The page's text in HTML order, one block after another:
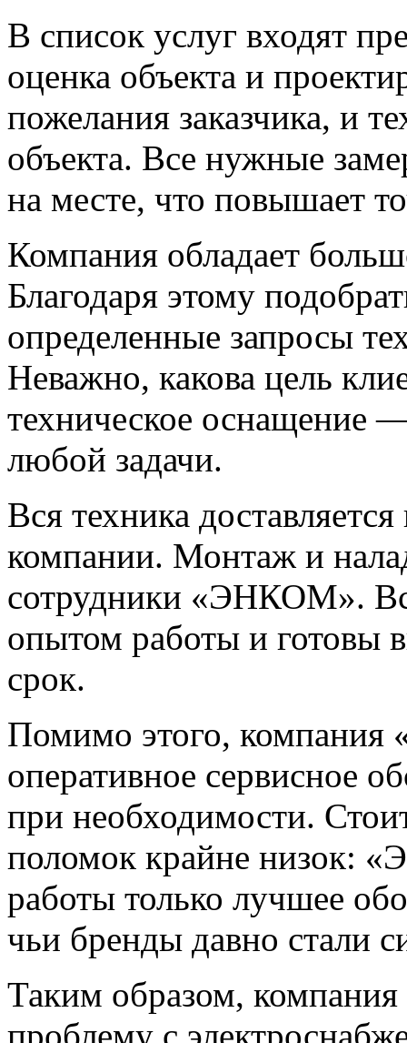
В список услуг входят
оценка объекта и
пожелания заказчика, и
объекта. Все нужные
на месте, что повышает
Компания обладает
Благодаря этому
определенные запросы
Неважно, какова цель
техническое оснащение
любой задачи.
Вся техника
компании. Монтаж и
сотрудники «ЭНКОМ».
опытом работы и готовы
срок.
Помимо этого,
оперативное сервисное
при необходимости.
поломок крайне низок:
работы только лучшее
чьи бренды давно стали
Таким образом,
проблему с